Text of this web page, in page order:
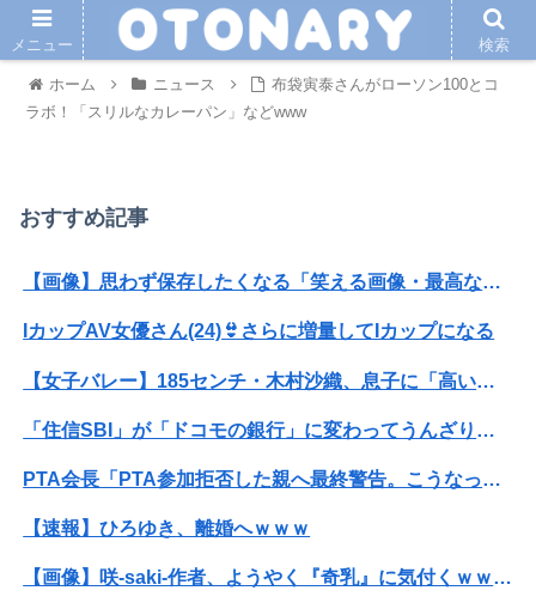
ホーム ニュース
布袋寅泰さんがローソン100とコ
ラボ！「スリルなカレーパン」などwww
おすすめ記事
【画像】思わず保存したくなる「笑える画像・最高な画像」貼っていけｗｗｗｗｗ
IカップAV女優さん(24)👙さらに増量してIカップになる
【女子バレー】185センチ・木村沙織、息子に「高い高い」求められ衝撃展開激白 「すごい列になって…私アトラクションじゃないよみたいな」
「住信SBI」が「ドコモの銀行」に変わってうんざりしてるやつｗｗｗｗｗｗｗ
PTA会長「PTA参加拒否した親へ最終警告。こうなってもいい？」
【速報】ひろゆき、離婚へｗｗｗ
【画像】咲-saki-作者、ようやく『奇乳』に気付くｗｗｗｗ
メニュー 検索